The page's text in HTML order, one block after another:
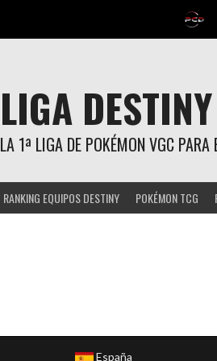
LIGA DESTINY
LA 1ª LIGA DE POKÉMON VGC PARA
RANKING EQUIPOS DESTINY POKÉMON TCG
España